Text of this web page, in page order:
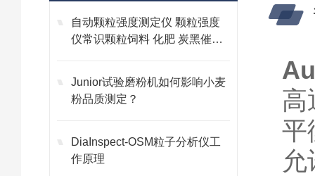
自动颗粒强度测定仪 颗粒强度
仪常识颗粒饲料 化肥 炭黑催化
Junior试验磨粉机如何影响小麦
粉品质测定？
DiaInspect-OSM粒子分析仪工
作原理
高
平